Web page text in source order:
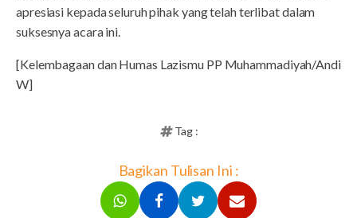
apresiasi kepada seluruh pihak yang telah terlibat dalam
suksesnya acara ini.
[Kelembagaan dan Humas Lazismu PP Muhammadiyah/Andi
W]
Tag :
Bagikan Tulisan Ini :